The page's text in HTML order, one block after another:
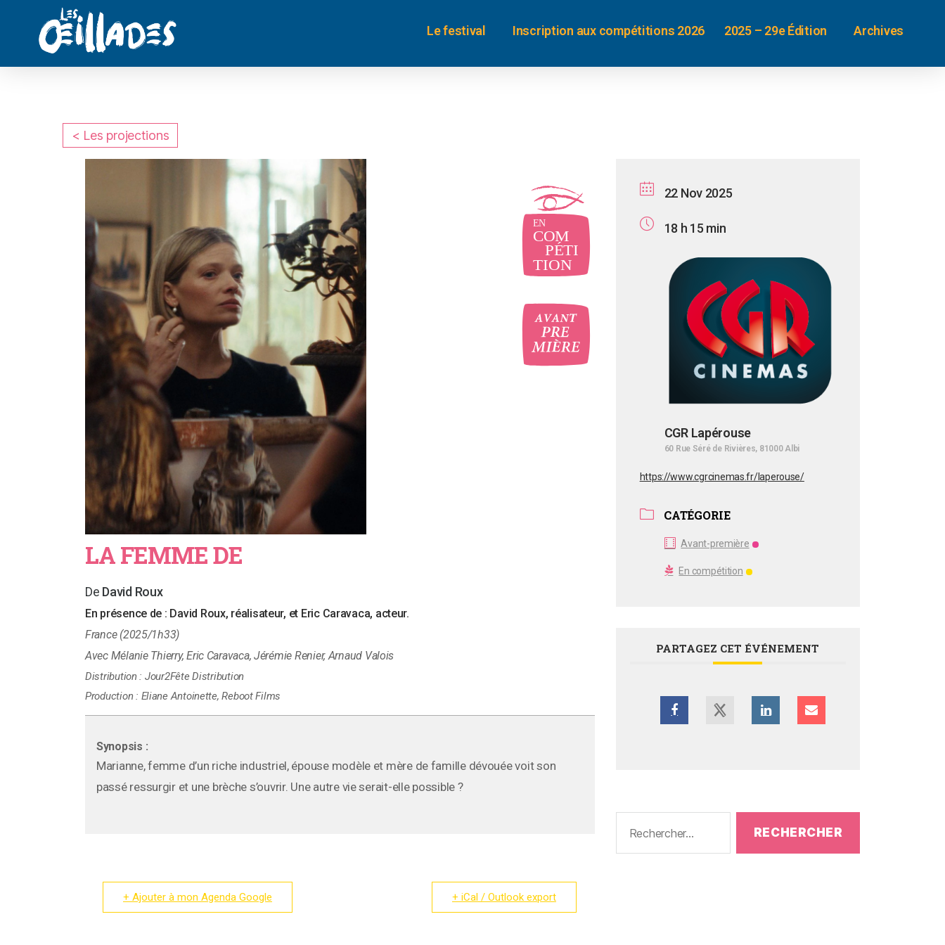
Le festival Inscription aux compétitions 2026 2025 – 29e Édition Archives
< Les projections
LA FEMME DE
oui
David Roux
En présence de : David Roux, réalisateur, et Eric Caravaca, acteur.
France (2025/1h33)
Mélanie Thierry, Eric Caravaca, Jérémie Renier, Arnaud Valois
Distribution : Jour2Fête Distribution
Production : Eliane Antoinette, Reboot Films
Synopsis :
Marianne, femme d’un riche industriel, épouse modèle et mère de famille dévouée voit son
passé ressurgir et une brèche s’ouvrir. Une autre vie serait-elle possible ?
+ Ajouter à mon Agenda Google + iCal / Outlook export
22 Nov 2025
18 h 15 min
CGR Lapérouse
60 Rue Séré de Rivières, 81000 Albi
https://www.cgrcinemas.fr/laperouse/
CATÉGORIE
Avant-première
En compétition
PARTAGEZ CET ÉVÉNEMENT